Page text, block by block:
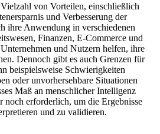
von Vorteilen, einschließlich
und Verbesserung der
ihre Anwendung in verschiedenen
Finanzen, E-Commerce und
und Nutzern helfen, ihre
Dennoch gibt es auch Grenzen für
beispielsweise Schwierigkeiten
oder unvorhersehbare Situationen
Maß an menschlicher Intelligenz
noch erforderlich, um die Ergebnisse
und zu validieren.